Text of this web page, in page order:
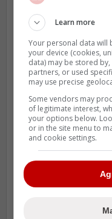
À lire également
Transaction :
l'évaluation du
Learn more
Your personal data
your device (cookies,
data) may be stored
partners, or used
may use precise
Some vendors may
of legitimate interest,
your options below.
or in the site menu to
and cookie settings.